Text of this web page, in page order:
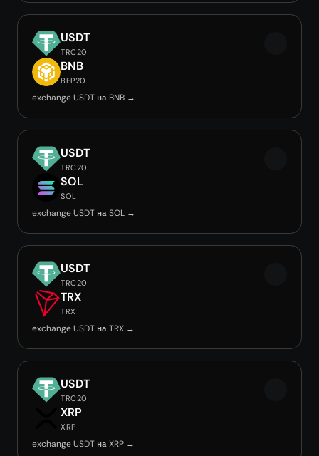
USDT
TRC20
BNB
BEP20
exchange USDT на BNB →
USDT
TRC20
SOL
SOL
exchange USDT на SOL →
USDT
TRC20
TRX
TRX
exchange USDT на TRX →
USDT
TRC20
XRP
XRP
exchange USDT на XRP →